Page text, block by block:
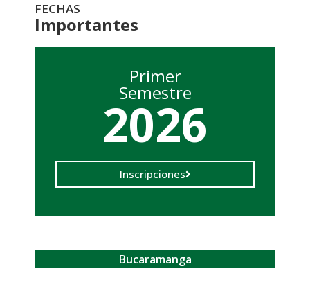
FECHAS
Importantes
Primer
Semestre
2026
Inscripciones
Bucaramanga